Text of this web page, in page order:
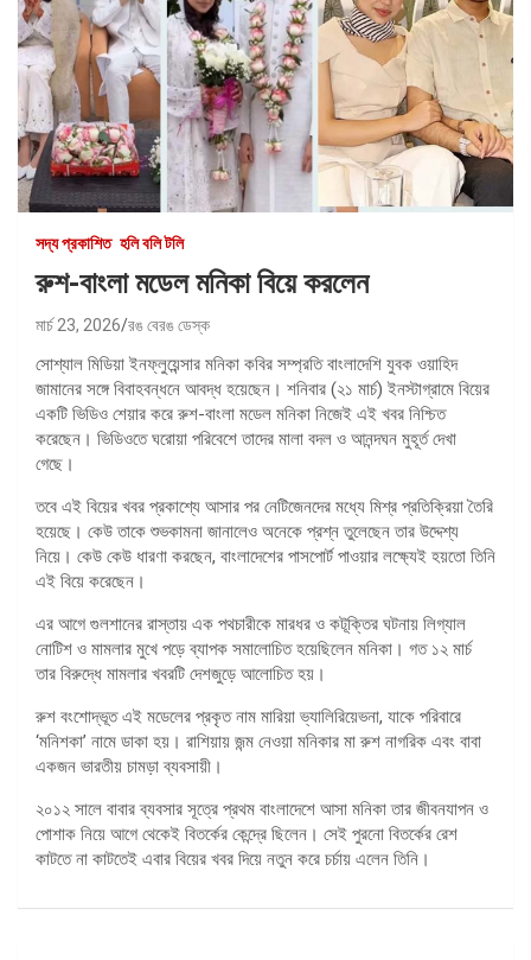
সদ্য প্রকাশিত হলি বলি টলি
রুশ-বাংলা মডেল মনিকা বিয়ে করলেন
মার্চ 23, 2026 রঙ বেরঙ ডেস্ক
সোশ্যাল মিডিয়া ইনফ্লুয়েন্সার মনিকা কবির সম্প্রতি বাংলাদেশি যুবক ওয়াহিদ
জামানের সঙ্গে বিবাহবন্ধনে আবদ্ধ হয়েছেন। শনিবার (২১ মার্চ) ইনস্টাগ্রামে বিয়ের
একটি ভিডিও শেয়ার করে রুশ-বাংলা মডেল মনিকা নিজেই এই খবর নিশ্চিত
করেছেন। ভিডিওতে ঘরোয়া পরিবেশে তাদের মালা বদল ও আনন্দঘন মুহূর্ত দেখা
গেছে।
তবে এই বিয়ের খবর প্রকাশ্যে আসার পর নেটিজেনদের মধ্যে মিশ্র প্রতিক্রিয়া তৈরি
হয়েছে। কেউ তাকে শুভকামনা জানালেও অনেকে প্রশ্ন তুলেছেন তার উদ্দেশ্য
নিয়ে। কেউ কেউ ধারণা করছেন, বাংলাদেশের পাসপোর্ট পাওয়ার লক্ষ্যেই হয়তো তিনি
এই বিয়ে করেছেন।
এর আগে গুলশানের রাস্তায় এক পথচারীকে মারধর ও কটূক্তির ঘটনায় লিগ্যাল
নোটিশ ও মামলার মুখে পড়ে ব্যাপক সমালোচিত হয়েছিলেন মনিকা। গত ১২ মার্চ
তার বিরুদ্ধে মামলার খবরটি দেশজুড়ে আলোচিত হয়।
রুশ বংশোদ্ভূত এই মডেলের প্রকৃত নাম মারিয়া ভ্যালিরিয়েভনা, যাকে পরিবারে
‘মনিশকা’ নামে ডাকা হয়। রাশিয়ায় জন্ম নেওয়া মনিকার মা রুশ নাগরিক এবং বাবা
একজন ভারতীয় চামড়া ব্যবসায়ী।
২০১২ সালে বাবার ব্যবসার সূত্রে প্রথম বাংলাদেশে আসা মনিকা তার জীবনযাপন ও
পোশাক নিয়ে আগে থেকেই বিতর্কের কেন্দ্রে ছিলেন। সেই পুরনো বিতর্কের রেশ
কাটতে না কাটতেই এবার বিয়ের খবর দিয়ে নতুন করে চর্চায় এলেন তিনি।